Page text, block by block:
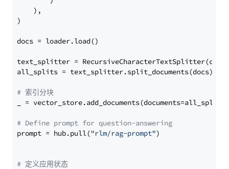
    ),
)
docs = loader.load()
text_splitter =
all_splits = text_splitter.split_documents(docs)
# 索引分块
_ = vector_store.add_documents(documents=all_splits)
# Define prompt for question-answering
prompt = hub.pull("rlm/rag-prompt")
# 定义应用状态